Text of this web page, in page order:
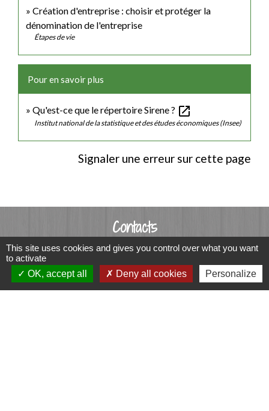
Création d'entreprise : choisir et protéger la
dénomination de l'entreprise
Étapes de vie
Pour en savoir plus
Qu'est-ce que le répertoire Sirene ? open_in_new
Institut national de la statistique et des études économiques (Insee)
Signaler une erreur sur cette page
Contacts
Commune de Luitré-Dompierre
14 rue de Normandie - LUITRE
35133 Luitré-Dompierre - FRANCE
This site uses cookies and gives you control over what you want
to activate
OK, accept all
Deny all cookies Personalize